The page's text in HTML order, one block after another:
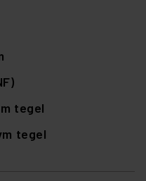
tegel
tegel